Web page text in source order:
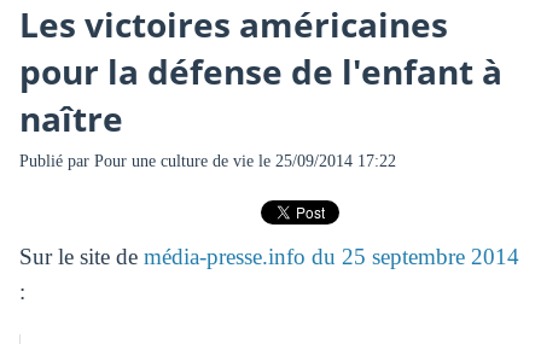
Les victoires américaines
pour la défense de l'enfant à
naître
Publié par Pour une culture de viele 25/09/2014 17:22
Sur le site de média-presse.info du 25 septembre 2014
: